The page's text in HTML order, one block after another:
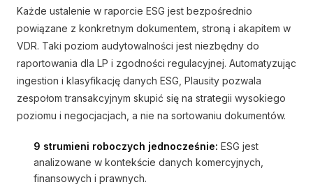
Każde ustalenie w raporcie ESG jest bezpośrednio
powiązane z konkretnym dokumentem, stroną i akapitem w
VDR. Taki poziom audytowalności jest niezbędny do
raportowania dla LP i zgodności regulacyjnej. Automatyzując
ingestion i klasyfikację danych ESG, Plausity pozwala
zespołom transakcyjnym skupić się na strategii wysokiego
poziomu i negocjacjach, a nie na sortowaniu dokumentów.
9 strumieni roboczych jednocześnie: ESG jest
analizowane w kontekście danych komercyjnych,
finansowych i prawnych.